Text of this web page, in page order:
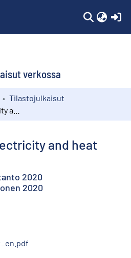
verkossa
Tilastojulkaisut
and heat
2020
2020